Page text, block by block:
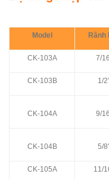
Model Rãnh
CK-103A 7/
CK-103B 1/
CK-104A 9/
CK-104B 5/
CK-105A 11/